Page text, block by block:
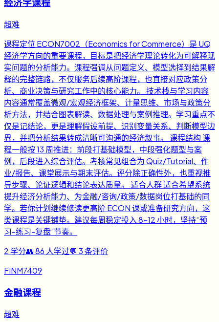
经济学课程
超难
课程定位 ECON7002（Economics for Commerce）是 UQ
经济学方向的重要课程，目标是把经济学理论转化为可解释现
实问题的分析能力。课程强调从问题定义、模型选择到结果解
释的完整链路，不仅服务后续高阶课程，也直接对应政策分
析、商业决策与研究工作中的核心能力。 技术栈与学习内容
内容通常覆盖微观/宏观经济框架、计量思维、市场与政策分
析方法，并结合图表解读、数据处理与案例推理。学习重点不
仅是记结论，更是理解假设前提、识别变量关系、判断模型边
界，并把分析结果转成清晰可沟通的经济叙事。 课程结构 课
程一般按 13 周推进：前段打基础模型，中段强化题型与案
例，后段进入综合评估。考核常见组合为 Quiz/Tutorial、作
业/报告、课堂展示与期末评估。评分除正确性外，也重视推
导步骤、论证逻辑和结论表达质量。 适合人群 适合希望系统
提升经济分析能力、为金融/咨询/政策/数据岗位打基础的同
学。若你计划继续修读更高阶 ECON 课或准备研究方向，这
类课程是关键铺垫。建议每周稳定投入 8-12 小时，坚持“预
习-练习-复盘”节奏。
2 学分👥86 人学过💬 3条评价
FINM7409
金融课程
超难